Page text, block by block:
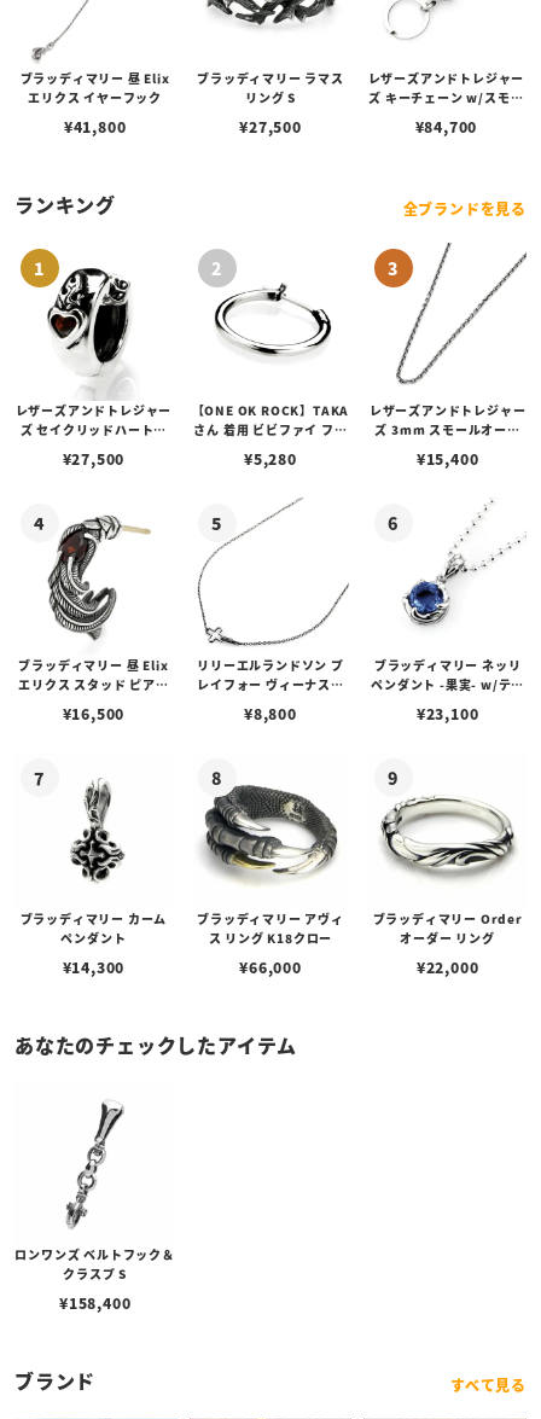
ブラッディマリー 昼 Elix
エリクス イヤーフック
¥41,800
ブラッディマリー ラマス
リング S
¥27,500
レザーズアンドトレジャー
ズ キーチェーン w/スモー
¥84,700
ランキング 全ブランドを見る
レザーズアンドトレジャー
ズ セイクリッドハートピ
¥27,500
【ONE OK ROCK】TAKA
さん 着用 ビビファイ フー
¥5,280
レザーズアンドトレジャー
ズ 3mm スモールオーバ
ブスタークラスプ＆LTロ
¥15,400
ブラッディマリー 昼 Elix
エリクス スタッド ピアス
¥16,500
リリーエルランドソン プ
レイフォー ヴィーナスチ
¥8,800
ブラッディマリー ネッリ
ペンダント -果実- w/ティ
¥23,100
ブラッディマリー カーム
ペンダント
¥14,300
ブラッディマリー アヴィ
ス リング K18クロー
¥66,000
ブラッディマリー Order
オーダー リング
¥22,000
あなたのチェックしたアイテム
ロンワンズ ベルトフック＆
クラスプ S
¥158,400
ブランド すべて見る